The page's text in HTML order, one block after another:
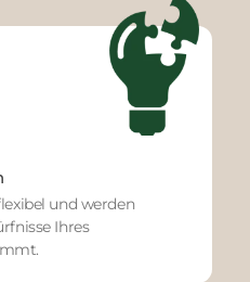
und werden
Ihres